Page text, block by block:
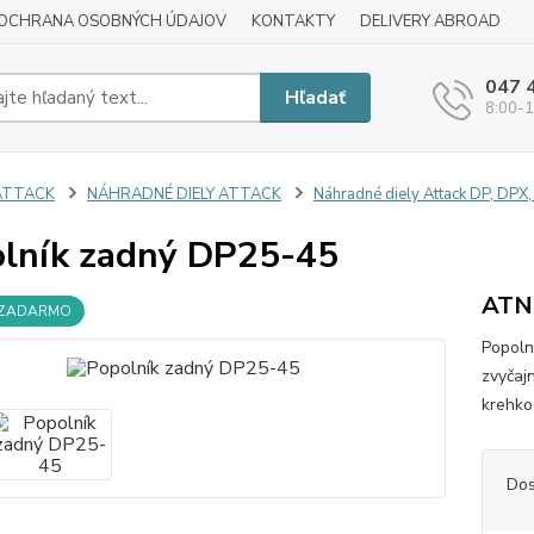
OSOBNÝCH ÚDAJOV KONTAKTY DELIVERY ABROAD
Hľadať 047
8:00-
NÁHRADNÉ DIELY ATTACK Náhradné diely Attack DP, DPX,
zadný DP25-45